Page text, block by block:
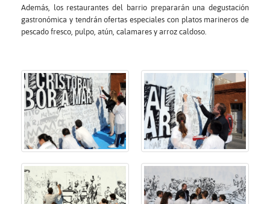
Además, los restaurantes del barrio prepararán una degustación
gastronómica y tendrán ofertas especiales con platos marineros de
pescado fresco, pulpo, atún, calamares y arroz caldoso.
Ampliar
imagen
imagen
Ampliar
imagen
imagen